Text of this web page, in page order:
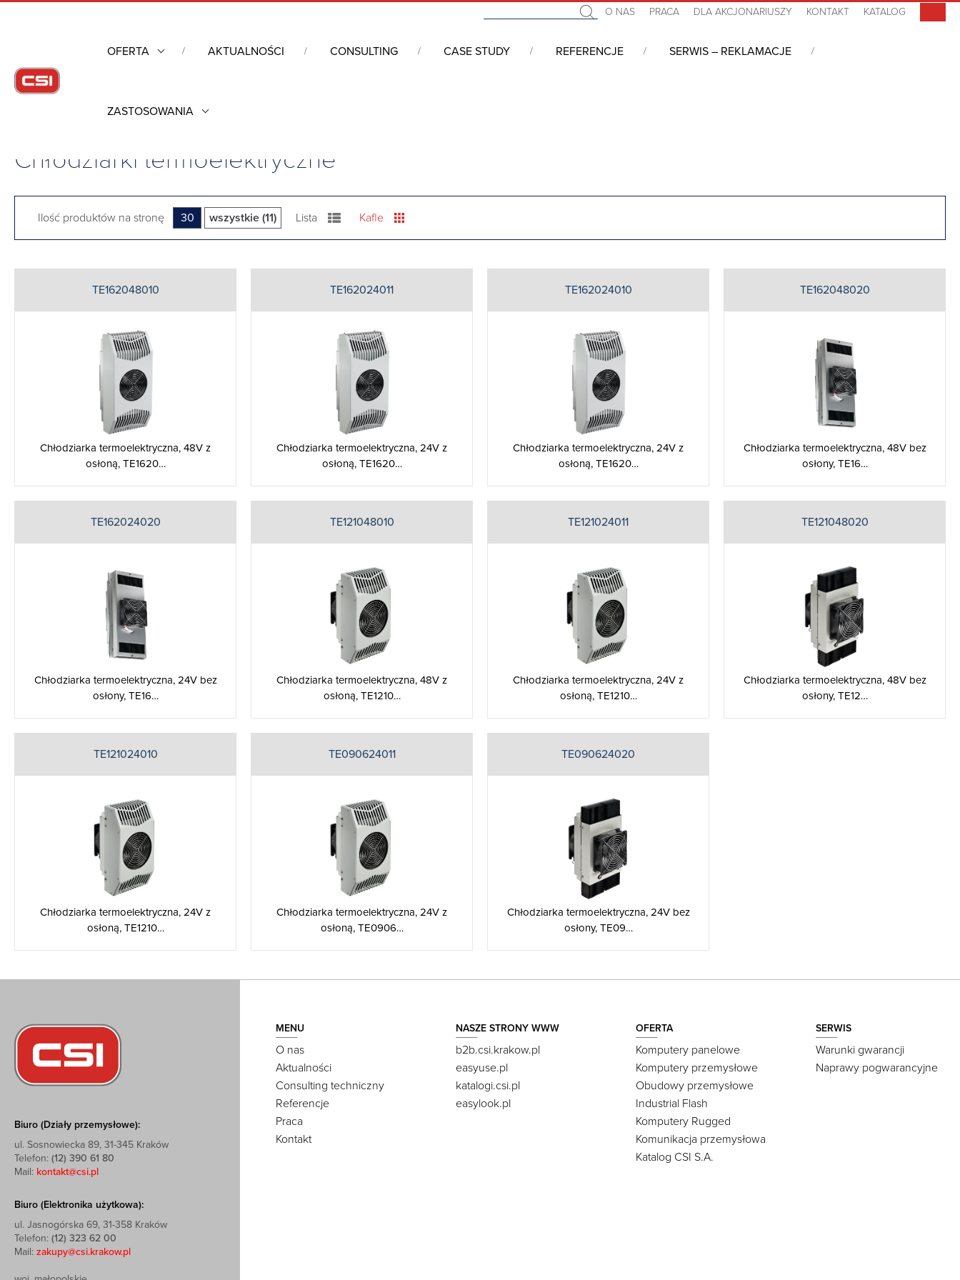
O NAS PRACA DLA AKCJONARIUSZY KONTAKT KATALOG
OFERTA AKTUALNOŚCI CONSULTING CASE STUDY REFERENCJE SERWIS – REKLAMACJE
ZASTOSOWANIA
Obudowy przemysłowe
Chłodziarki termoelektryczne
Ilość produktów na stronę 30 wszystkie (11) Lista Kafle
TE162048010
Chłodziarka termoelektryczna, 48V z
osłoną, TE1620…
TE162024011
Chłodziarka termoelektryczna, 24V z
osłoną, TE1620…
TE162024010
Chłodziarka termoelektryczna, 24V z
osłoną, TE1620…
TE162048020
Chłodziarka termoelektryczna, 48V bez
osłony, TE16…
TE162024020
Chłodziarka termoelektryczna, 24V bez
osłony, TE16…
TE121048010
Chłodziarka termoelektryczna, 48V z
osłoną, TE1210…
TE121024011
Chłodziarka termoelektryczna, 24V z
osłoną, TE1210…
TE121048020
Chłodziarka termoelektryczna, 48V bez
osłony, TE12…
TE121024010
Chłodziarka termoelektryczna, 24V z
osłoną, TE1210…
TE090624011
Chłodziarka termoelektryczna, 24V z
osłoną, TE0906…
TE090624020
Chłodziarka termoelektryczna, 24V bez
osłony, TE09…
Biuro (Działy przemysłowe):
ul. Sosnowiecka 89, 31-345 Kraków
Telefon: (12) 390 61 80
Mail: kontakt@csi.pl
Biuro (Elektronika użytkowa):
ul. Jasnogórska 69, 31-358 Kraków
Telefon: (12) 323 62 00
Mail: zakupy@csi.krakow.pl
MENU
O nas
Aktualności
Consulting techniczny
Referencje
Praca
Kontakt
NASZE STRONY WWW
b2b.csi.krakow.pl
easyuse.pl
katalogi.csi.pl
easylook.pl
OFERTA
Komputery panelowe
Komputery przemysłowe
Obudowy przemysłowe
Industrial Flash
Komputery Rugged
Komunikacja przemysłowa
Katalog CSI S.A.
SERWIS
Warunki gwarancji
Naprawy pogwarancyjne